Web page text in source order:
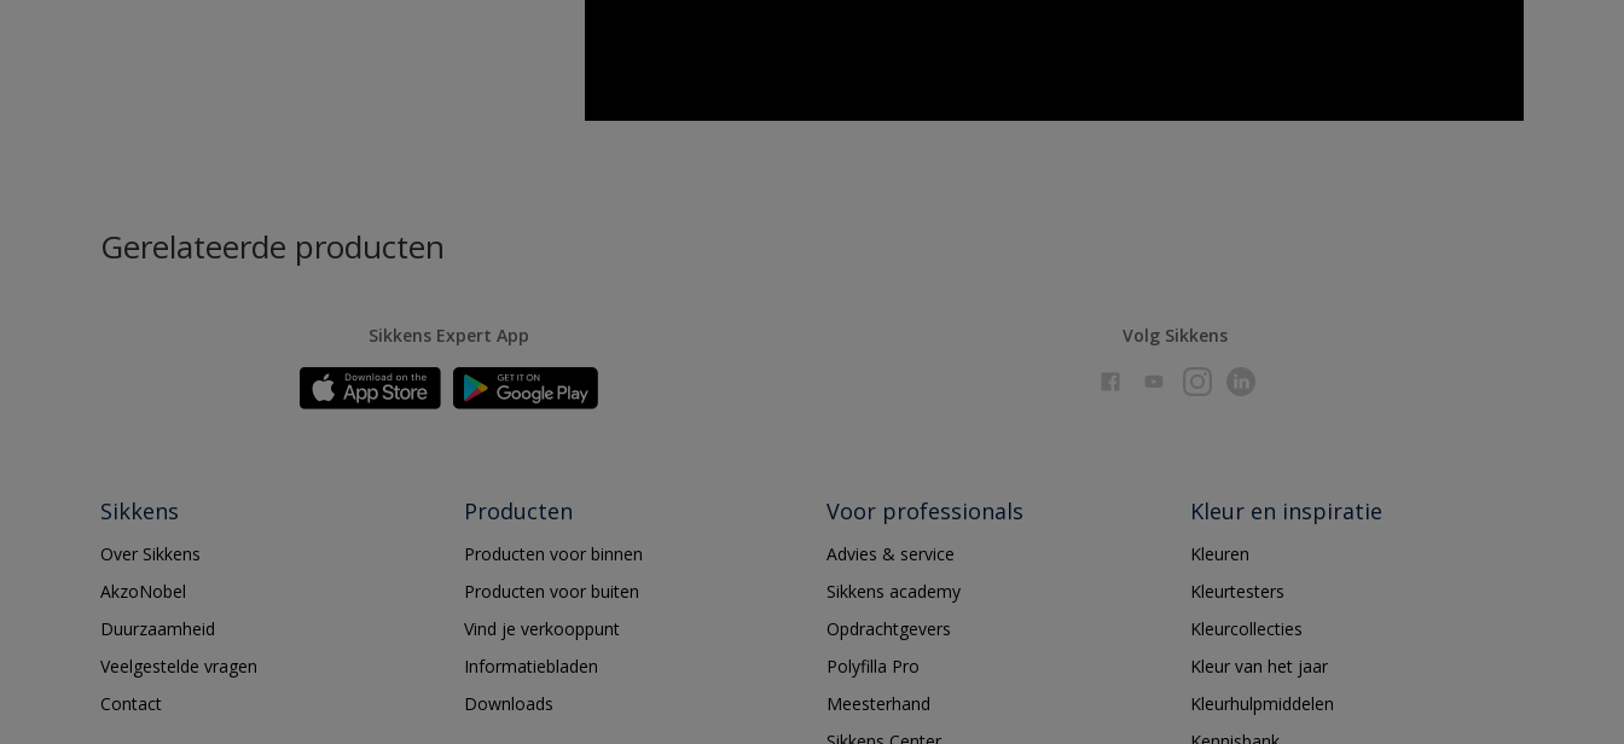
Gerelateerde producten
Sikkens Expert App Volg Sikkens
Sikkens
Over Sikkens
AkzoNobel
Duurzaamheid
Veelgestelde vragen
Contact
Producten
Producten voor binnen
Producten voor buiten
Vind je verkooppunt
Informatiebladen
Downloads
Voor professionals
Advies & service
Sikkens academy
Opdrachtgevers
Polyfilla Pro
Meesterhand
Kleur en inspiratie
Kleuren
Kleurtesters
Kleurcollecties
Kleur van het jaar
Kleurhulpmiddelen